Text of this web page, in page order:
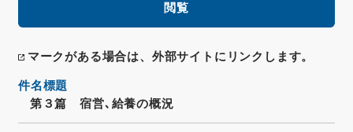
閲覧
マークがある場合は、外部サイトにリンクします。
件名標題
第３篇 宿営､給養の概況